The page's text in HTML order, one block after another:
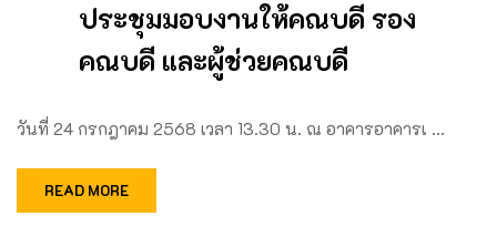
ประชุมมอบงานให้คณบดี รอง
คณบดี และผู้ช่วยคณบดี
วันที่ 24 กรกฎาคม 2568 เวลา 13.30 น. ณ อาคารอาคารเ …
READ MORE